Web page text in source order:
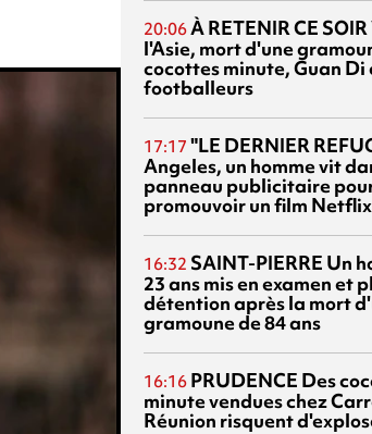
20:06À RETENIR CE SOIR
l'Asie, mort d'une
cocottes minute, Guan Di
footballeurs
17:17 "LE DERNIER
Angeles, un homme vit
panneau publicitaire
promouvoir un film Netflix
16:32 SAINT-PIERRE Un
23 ans mis en examen et
détention après la mort
gramoune de 84 ans
16:16 PRUDENCE Des
minute vendues chez
Réunion risquent